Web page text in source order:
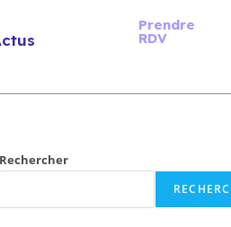
Prendre
RDV
Rechercher